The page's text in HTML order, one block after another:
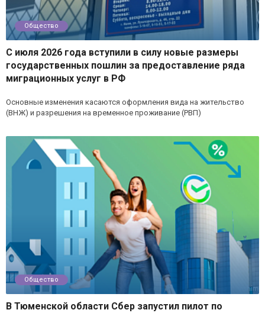
Общество
С июля 2026 года вступили в силу новые размеры
государственных пошлин за предоставление ряда
миграционных услуг в РФ
Основные изменения касаются оформления вида на жительство
(ВНЖ) и разрешения на временное проживание (РВП)
Общество
В Тюменской области Сбер запустил пилот по